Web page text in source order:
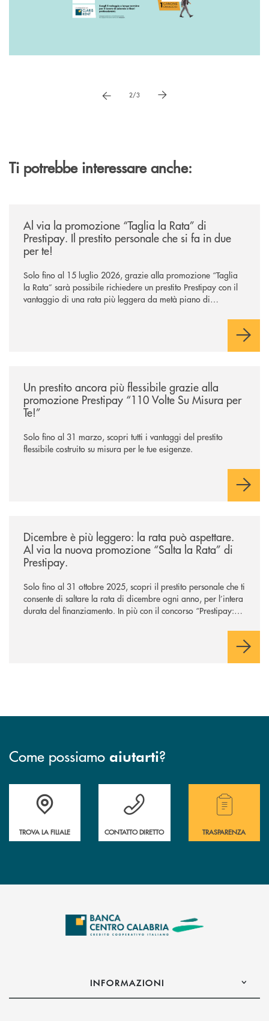
vai a immagne precedente
2/3 vai a immagine successiva
Ti potrebbe interessare anche:
Al via la promozione “Taglia la Rata” di
Prestipay. Il prestito personale che si fa in due
per te!
Solo fino al 15 luglio 2026, grazie alla promozione “Taglia
la Rata” sarà possibile richiedere un prestito Prestipay con il
vantaggio di una rata più leggera da metà piano di
Un prestito ancora più flessibile grazie alla
promozione Prestipay “110 Volte Su Misura per
Te!”
Solo fino al 31 marzo, scopri tutti i vantaggi del prestito
flessibile costruito su misura per le tue esigenze.
Dicembre è più leggero: la rata può aspettare.
Al via la nuova promozione “Salta la Rata” di
Prestipay.
Solo fino al 31 ottobre 2025, scopri il prestito personale che ti
consente di saltare la rata di dicembre ogni anno, per l’intera
durata del finanziamento. In più con il concorso “Prestipay: la
Come possiamo aiutarti?
Accedi all' elenco completo delle filiali .
TROVA LA FILIALE
Hai bisogno di assistenza immediata ?
CONTATTO DIRETTO
Hai bisogno di
TRASPARENZA
INFORMAZIONI